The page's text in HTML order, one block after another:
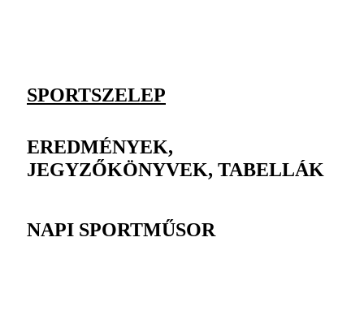
SPORTSZELEP
EREDMÉNYEK,
JEGYZŐKÖNYVEK, TABELLÁK
NAPI SPORTMŰSOR